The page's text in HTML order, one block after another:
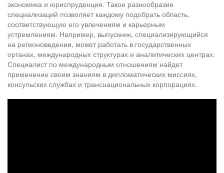
экономика и юриспруденция. Такое разнообразие
специализаций позволяет каждому подобрать область,
соответствующую его увлечениям и карьерным
устремлениям. Например, выпускник, специализирующийся
на регионоведении, может работать в государственных
органах, международных структурах и аналитических центрах.
Специалист по международным отношениям найдет
применение своим знаниям в дипломатических миссиях,
консульских службах и транснациональных корпорациях.